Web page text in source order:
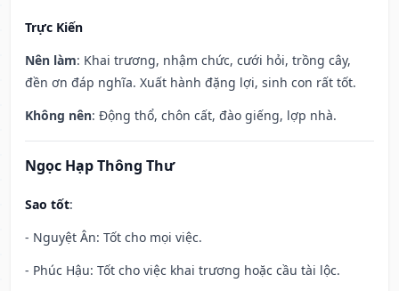
Trực Kiến
Nên làm: Khai trương, nhậm chức, cưới hỏi, trồng cây,
đền ơn đáp nghĩa. Xuất hành đặng lợi, sinh con rất tốt.
Không nên: Động thổ, chôn cất, đào giếng, lợp nhà.
Ngọc Hạp Thông Thư
Sao tốt:
- Nguyệt Ân: Tốt cho mọi việc.
- Phúc Hậu: Tốt cho việc khai trương hoặc cầu tài lộc.